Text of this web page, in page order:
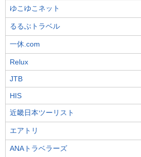
ゆこゆこネット
るるぶトラベル
一休.com
Relux
JTB
HIS
近畿日本ツーリスト
エアトリ
ANAトラベラーズ